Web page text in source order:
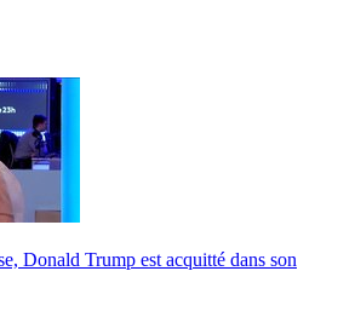
Donald Trump est acquitté dans son